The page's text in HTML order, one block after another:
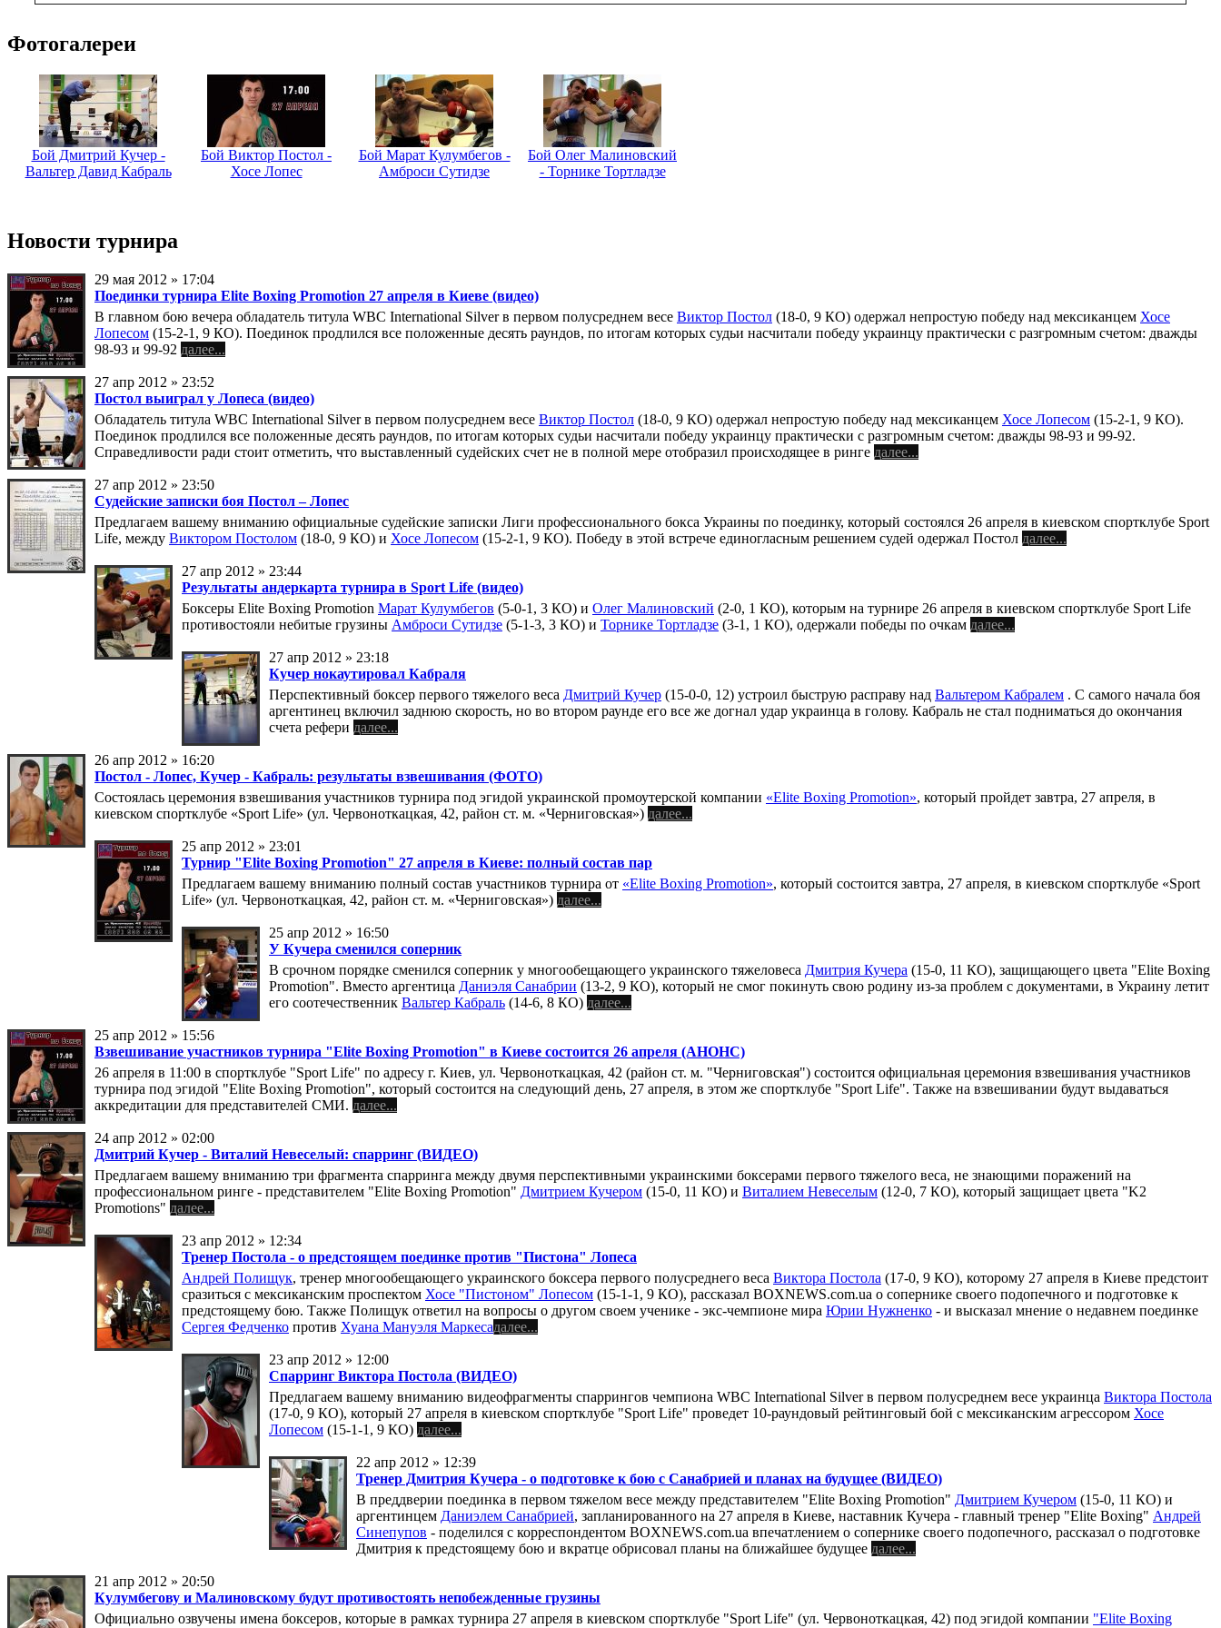
Фотогалереи
Бой Дмитрий Кучер -
Вальтер Давид Кабраль
Бой Виктор Постол -
Хосе Лопес
Бой Марат Кулумбегов -
Амброси Сутидзе
Бой Олег Малиновский
- Торнике Тортладзе
Новости турнира
29 мая 2012 » 17:04
Поединки турнира Elite Boxing Promotion 27 апреля в Киеве (видео)
В главном бою вечера обладатель титула WBC International Silver в первом полусреднем весе Виктор Постол (18-0, 9 КО) одержал непростую победу над мексиканцем Хосе
Лопесом (15-2-1, 9 КО). Поединок продлился все положенные десять раундов, по итогам которых судьи насчитали победу украинцу практически с разгромным счетом: дважды
98-93 и 99-92 далее...
27 апр 2012 » 23:52
Постол выиграл у Лопеса (видео)
Обладатель титула WBC International Silver в первом полусреднем весе Виктор Постол (18-0, 9 КО) одержал непростую победу над мексиканцем Хосе Лопесом (15-2-1, 9 КО).
Поединок продлился все положенные десять раундов, по итогам которых судьи насчитали победу украинцу практически с разгромным счетом: дважды 98-93 и 99-92.
Справедливости ради стоит отметить, что выставленный судейских счет не в полной мере отобразил происходящее в ринге далее...
27 апр 2012 » 23:50
Судейские записки боя Постол – Лопес
Предлагаем вашему вниманию официальные судейские записки Лиги профессионального бокса Украины по поединку, который состоялся 26 апреля в киевском спортклубе Sport
Life, между Виктором Постолом (18-0, 9 КО) и Хосе Лопесом (15-2-1, 9 КО). Победу в этой встрече единогласным решением судей одержал Постол далее...
27 апр 2012 » 23:44
Результаты андеркарта турнира в Sport Life (видео)
Боксеры Elite Boxing Promotion Марат Кулумбегов (5-0-1, 3 КО) и Олег Малиновский (2-0, 1 КО), которым на турнире 26 апреля в киевском спортклубе Sport Life
противостояли небитые грузины Амброси Сутидзе (5-1-3, 3 КО) и Торнике Тортладзе (3-1, 1 КО), одержали победы по очкам далее...
27 апр 2012 » 23:18
Кучер нокаутировал Кабраля
Перспективный боксер первого тяжелого веса Дмитрий Кучер (15-0-0, 12) устроил быструю расправу над Вальтером Кабралем . С самого начала боя
аргентинец включил заднюю скорость, но во втором раунде его все же догнал удар украинца в голову. Кабраль не стал подниматься до окончания
счета рефери далее...
26 апр 2012 » 16:20
Постол - Лопес, Кучер - Кабраль: результаты взвешивания (ФОТО)
Состоялась церемония взвешивания участников турнира под эгидой украинской промоутерской компании «Elite Boxing Promotion», который пройдет завтра, 27 апреля, в
киевском спортклубе «Sport Life» (ул. Червоноткацкая, 42, район ст. м. «Черниговская») далее...
25 апр 2012 » 23:01
Турнир "Elite Boxing Promotion" 27 апреля в Киеве: полный состав пар
Предлагаем вашему вниманию полный состав участников турнира от «Elite Boxing Promotion», который состоится завтра, 27 апреля, в киевском спортклубе «Sport
Life» (ул. Червоноткацкая, 42, район ст. м. «Черниговская») далее...
25 апр 2012 » 16:50
У Кучера сменился соперник
В срочном порядке сменился соперник у многообещающего украинского тяжеловеса Дмитрия Кучера (15-0, 11 КО), защищающего цвета "Elite Boxing
Promotion". Вместо аргентица Даниэля Санабрии (13-2, 9 КО), который не смог покинуть свою родину из-за проблем с документами, в Украину летит
его соотечественник Вальтер Кабраль (14-6, 8 КО) далее...
25 апр 2012 » 15:56
Взвешивание участников турнира "Elite Boxing Promotion" в Киеве состоится 26 апреля (АНОНС)
26 апреля в 11:00 в спортклубе "Sport Life" по адресу г. Киев, ул. Червоноткацкая, 42 (район ст. м. "Черниговская") состоится официальная церемония взвешивания участников
турнира под эгидой "Elite Boxing Promotion", который состоится на следующий день, 27 апреля, в этом же спортклубе "Sport Life". Также на взвешивании будут выдаваться
аккредитации для представителей СМИ. далее...
24 апр 2012 » 02:00
Дмитрий Кучер - Виталий Невеселый: спарринг (ВИДЕО)
Предлагаем вашему вниманию три фрагмента спарринга между двумя перспективными украинскими боксерами первого тяжелого веса, не знающими поражений на
профессиональном ринге - представителем "Elite Boxing Promotion" Дмитрием Кучером (15-0, 11 КО) и Виталием Невеселым (12-0, 7 КО), который защищает цвета "K2
Promotions" далее...
23 апр 2012 » 12:34
Тренер Постола - о предстоящем поединке против "Пистона" Лопеса
Андрей Полищук, тренер многообещающего украинского боксера первого полусреднего веса Виктора Постола (17-0, 9 КО), которому 27 апреля в Киеве предстоит
сразиться с мексиканским проспектом Хосе "Пистоном" Лопесом (15-1-1, 9 КО), рассказал BOXNEWS.com.ua о сопернике своего подопечного и подготовке к
предстоящему бою. Также Полищук ответил на вопросы о другом своем ученике - экс-чемпионе мира Юрии Нужненко - и высказал мнение о недавнем поединке
Сергея Федченко против Хуана Мануэля Маркесадалее...
23 апр 2012 » 12:00
Спарринг Виктора Постола (ВИДЕО)
Предлагаем вашему вниманию видеофрагменты спаррингов чемпиона WBC International Silver в первом полусреднем весе украинца Виктора Постола
(17-0, 9 КО), который 27 апреля в киевском спортклубе "Sport Life" проведет 10-раундовый рейтинговый бой с мексиканским агрессором Хосе
Лопесом (15-1-1, 9 КО) далее...
22 апр 2012 » 12:39
Тренер Дмитрия Кучера - о подготовке к бою с Санабрией и планах на будущее (ВИДЕО)
В преддверии поединка в первом тяжелом весе между представителем "Elite Boxing Promotion" Дмитрием Кучером (15-0, 11 КО) и
аргентинцем Даниэлем Санабрией, запланированного на 27 апреля в Киеве, наставник Кучера - главный тренер "Elite Boxing" Андрей
Синепупов - поделился с корреспондентом BOXNEWS.com.ua впечатлением о сопернике своего подопечного, рассказал о подготовке
Дмитрия к предстоящему бою и вкратце обрисовал планы на ближайшее будущее далее...
21 апр 2012 » 20:50
Кулумбегову и Малиновскому будут противостоять непобежденные грузины
Официально озвучены имена боксеров, которые в рамках турнира 27 апреля в киевском спортклубе "Sport Life" (ул. Червоноткацкая, 42) под эгидой компании "Elite Boxing